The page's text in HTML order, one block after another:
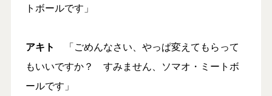
トボールです」
アキト
「ごめんなさい、やっぱ変えてもらって
もいいですか？ すみません、ソマオ・ミートボ
ールです」